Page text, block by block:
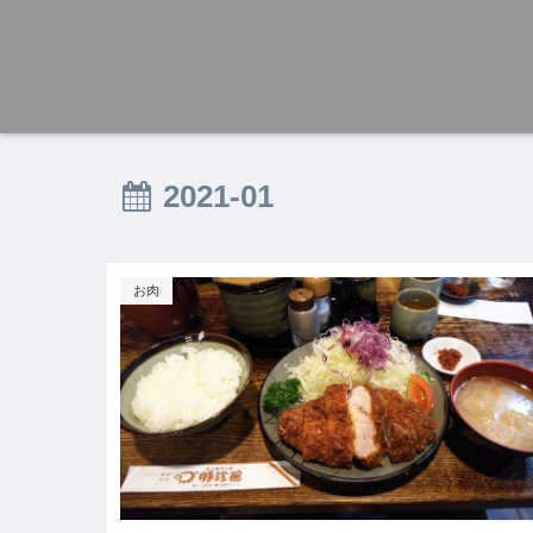
2021-01
お肉